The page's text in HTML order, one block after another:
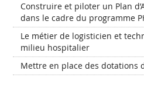
Construire et piloter un Plan
dans le cadre du programme
Le métier de logisticien et
milieu hospitalier
Mettre en place des dotations